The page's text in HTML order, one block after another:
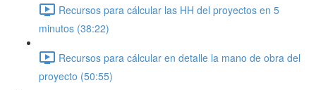
Recursos para cálcular las HH del proyectos en 5
minutos (38:22)
Recursos para cálcular en detalle la mano de obra del
proyecto (50:55)